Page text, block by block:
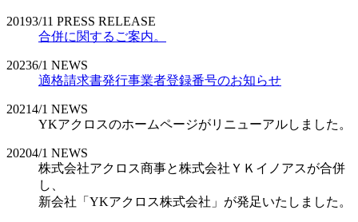
20193/11 PRESS RELEASE
合併に関するご案内。
20236/1 NEWS
適格請求書発行事業者登録番号のお知らせ
20214/1 NEWS
YKアクロスのホームページがリニューアルしました。
20204/1 NEWS
株式会社アクロス商事と株式会社ＹＫイノアスが合併
し、
新会社「YKアクロス株式会社」が発足いたしました。